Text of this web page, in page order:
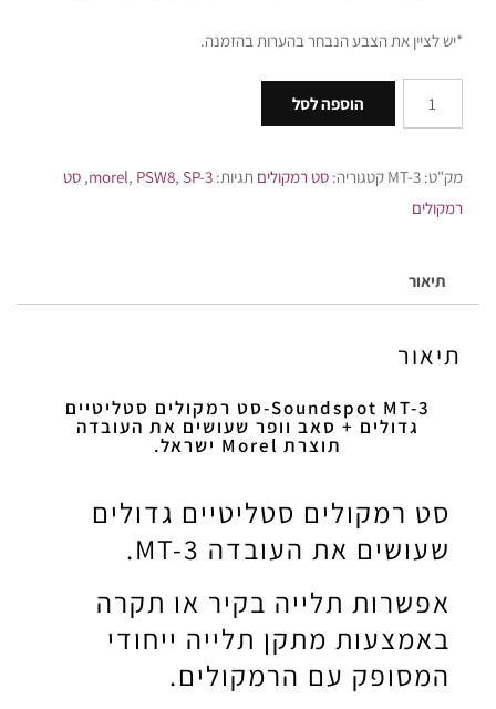
*יש לציין את הצבע הנבחר בהערות בהזמנה.
הוספה לסל
מק"ט: MT-3 קטגוריה: סט רמקולים תגיות: morel, PSW8, SP-3
, סט
רמקולים
תיאור
תיאור
Soundspot MT-3-סט רמקולים סטליטיים
גדולים + סאב וופר שעושים את העובדה
תוצרת Morel ישראל.
סט רמקולים סטליטיים גדולים
שעושים את העובדה MT-3.
אפשרות תלייה בקיר או תקרה
באמצעות מתקן תלייה ייחודי
המסופק עם הרמקולים.